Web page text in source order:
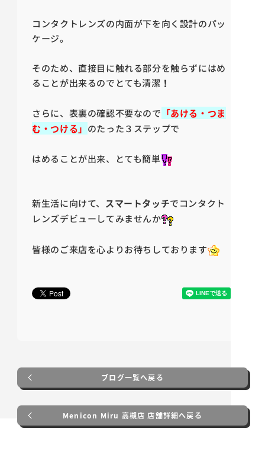
コンタクトレンズの内面が下を向く設計のパッ
ケージ。
そのため、直接目に触れる部分を触らずにはめ
ることが出来るのでとても清潔 ！
さらに、表裏の確認不要なので 「あける・つま
む・つける」 のたった３ステップで
はめることが出来、とても簡単
新生活に向けて、 スマートタッチでコンタクト
レンズデビューしてみませんか
皆様のご来店を心よりお待ちしております
ブログ一覧へ戻る
Menicon Miru 高槻店 店舗詳細へ戻る